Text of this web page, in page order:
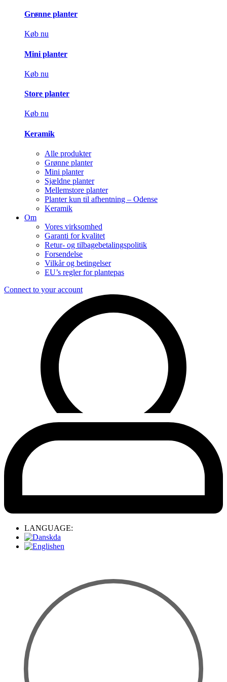
Grønne planter
Køb nu
Mini planter
Køb nu
Store planter
Køb nu
Keramik
Alle produkter
Grønne planter
Mini planter
Sjældne planter
Mellemstore planter
Planter kun til afhentning – Odense
Keramik
Om
Vores virksomhed
Garanti for kvalitet
Retur- og tilbagebetalingspolitik
Forsendelse
Vilkår og betingelser
EU’s regler for plantepas
Connect to your account
LANGUAGE:
da
en